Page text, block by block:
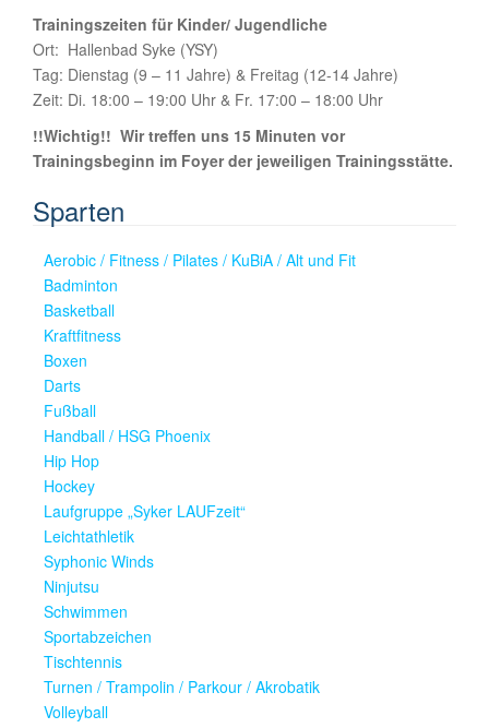
Trainingszeiten für Kinder/ Jugendliche
Ort: Hallenbad Syke (YSY)
Tag: Dienstag (9 – 11 Jahre) & Freitag (12-14 Jahre)
Zeit: Di. 18:00 – 19:00 Uhr & Fr. 17:00 – 18:00 Uhr
!!Wichtig!! Wir treffen uns 15 Minuten vor
Trainingsbeginn im Foyer der jeweiligen Trainingsstätte.
Sparten
Aerobic / Fitness / Pilates / KuBiA / Alt und Fit
Badminton
Basketball
Kraftfitness
Boxen
Darts
Fußball
Handball / HSG Phoenix
Hip Hop
Hockey
Laufgruppe „Syker LAUFzeit“
Leichtathletik
Syphonic Winds
Ninjutsu
Schwimmen
Sportabzeichen
Tischtennis
Turnen / Trampolin / Parkour / Akrobatik
Volleyball